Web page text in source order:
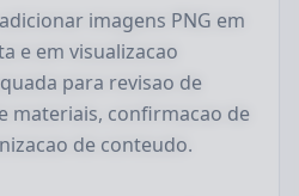
imagens PNG em
e em visualizacao
para revisao de
materiais, confirmacao de
de conteudo.